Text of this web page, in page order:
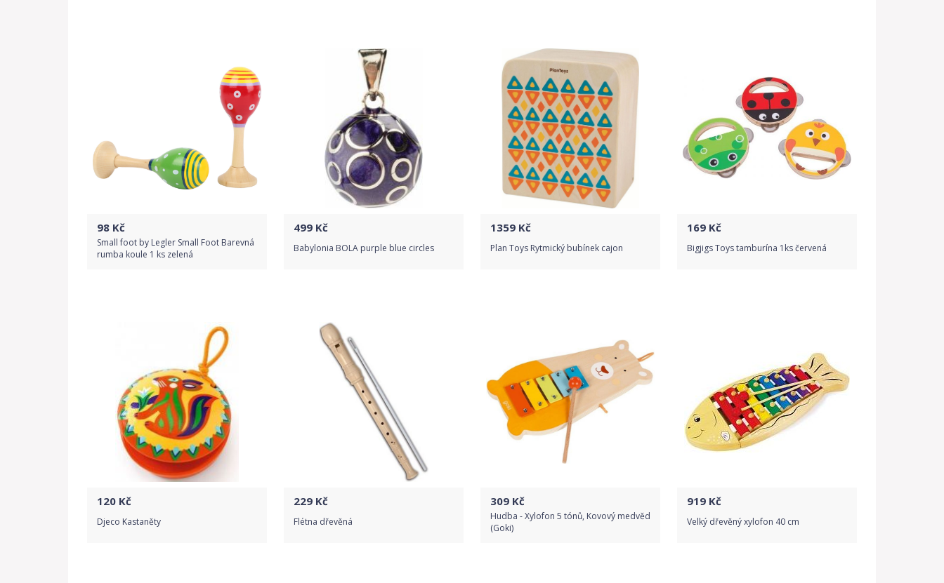
98 Kč
Small foot by Legler Small Foot Barevná
rumba koule 1 ks zelená
Detail produktu
499 Kč
Babylonia BOLA purple blue circles
1359 Kč
Plan Toys Rytmický bubínek cajon
169 Kč
Bigjigs Toys tamburína 1ks červená
120 Kč
Djeco Kastaněty
229 Kč
Flétna dřevěná
309 Kč
Hudba - Xylofon 5 tónů, Kovový medvěd
(Goki)
919 Kč
Velký dřevěný xylofon 40 cm